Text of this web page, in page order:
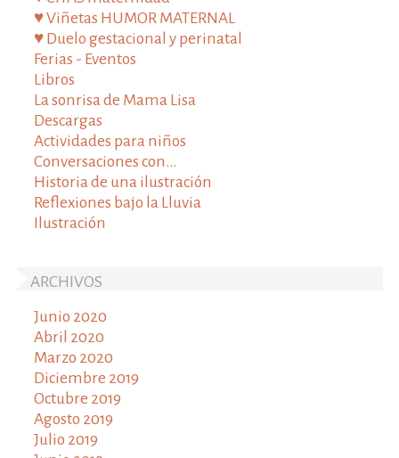
♥ Viñetas HUMOR MATERNAL
♥ Duelo gestacional y perinatal
Ferias - Eventos
Libros
La sonrisa de Mama Lisa
Descargas
Actividades para niños
Conversaciones con...
Historia de una ilustración
Reflexiones bajo la Lluvia
Ilustración
ARCHIVOS
Junio 2020
Abril 2020
Marzo 2020
Diciembre 2019
Octubre 2019
Agosto 2019
Julio 2019